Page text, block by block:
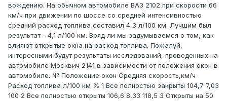
вождению. На обычном автомобиле ВАЗ 2102 при скорости 66
км/ч при движении по шоссе со средней интенсивностью
средний расход топлива составил 4,3 л/100 км. Лучшим был
результат - 4,1 л/100 км. Вряд ли мы задумываемся о том, как
влияют открытые окна на расход топлива. Пожалуй,
интересными будут результаты исследований, проведенных на
автомобиле Москвич 2141 в зависимости от положения окон в
автомобиле. № Положение окон Средняя скорость,км/ч
Расход топлива л/100 км % 1 Все полностью закрыты 104,7 7,03
100 2 Все полностью открыты 106,6 8,33 118,5 3 Открыты на 50